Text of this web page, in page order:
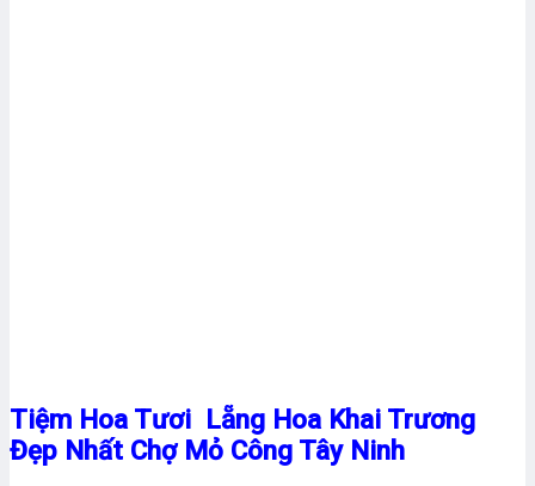
Tiệm Hoa Tươi Lẵng Hoa Khai Trương
Đẹp Nhất Chợ Mỏ Công Tây Ninh